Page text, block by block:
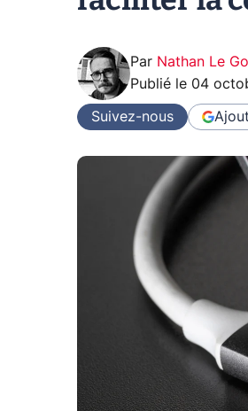
Par Nathan Le
Publié le 04
Suivez-nous